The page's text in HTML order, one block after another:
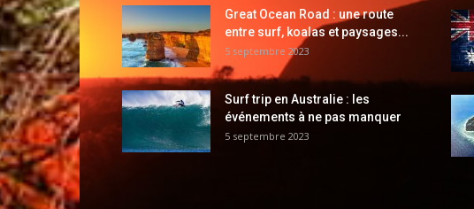
Great Ocean Road : une route
entre surf, koalas et paysages...
5 septembre 2023
Surf trip en Australie : les
événements à ne pas manquer
5 septembre 2023